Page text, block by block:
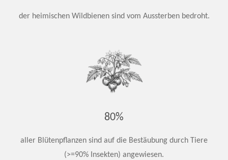
der heimischen Wildbienen sind vom Aussterben bedroht.
80%
aller Blütenpflanzen sind auf die Bestäubung durch Tiere
(>=90% Insekten) angewiesen.